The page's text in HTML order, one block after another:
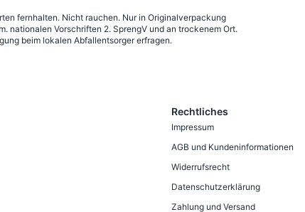
fernhalten. Nicht rauchen. Nur in Originalverpackung
nationalen Vorschriften 2. SprengV und an trockenem Ort.
beim lokalen Abfallentsorger erfragen.
Rechtliches
Impressum
AGB und Kundeninformationen
Widerrufsrecht
Datenschutzerklärung
Zahlung und Versand